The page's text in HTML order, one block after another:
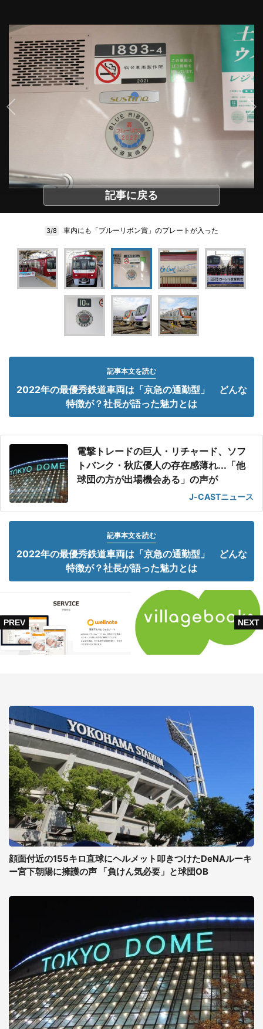
記事に戻る
3/8 車内にも「ブルーリボン賞」のプレートが入った
記事本文を読む
2022年の最優秀鉄道車両は「京急の通勤型」 どんな
特徴が？社長が語った魅力とは
電撃トレードの巨人・リチャード、ソフ
トバンク・秋広優人の存在感薄れ...「他
球団の方が出場機会ある」の声が
J-CASTニュース
記事本文を読む
2022年の最優秀鉄道車両は「京急の通勤型」 どんな
特徴が？社長が語った魅力とは
顔面付近の155キロ直球にヘルメット叩きつけたDeNAルーキ
ー宮下朝陽に擁護の声 「負けん気必要」と球団OB